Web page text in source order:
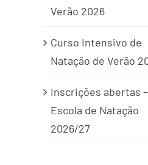
Verão 2026
Curso Intensivo de
Natação de Verão
Inscrições abertas –
Escola de Natação
2026/27